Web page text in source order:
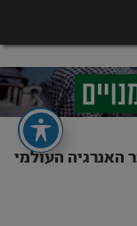
האנרגיה העולמי